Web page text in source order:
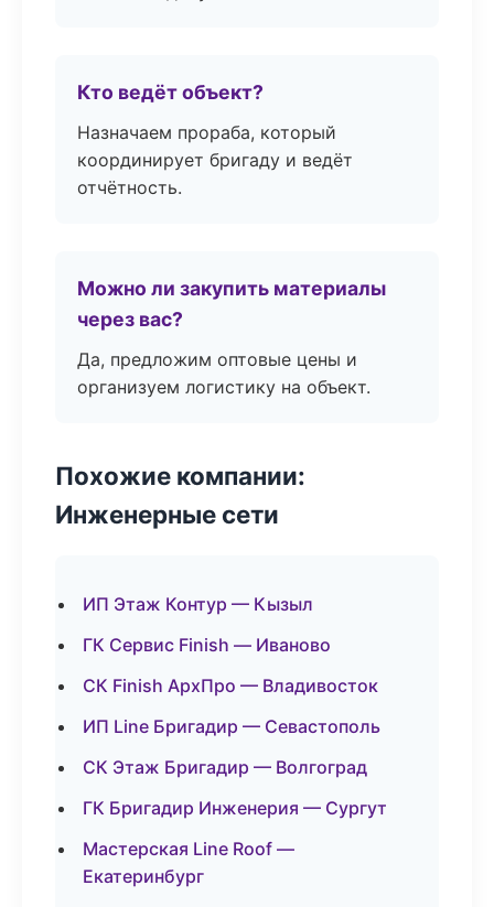
Кто ведёт объект?
Назначаем прораба, который
координирует бригаду и ведёт
отчётность.
Можно ли закупить материалы
через вас?
Да, предложим оптовые цены и
организуем логистику на объект.
Похожие компании:
Инженерные сети
ИП Этаж Контур — Кызыл
ГК Сервис Finish — Иваново
СК Finish АрхПро — Владивосток
ИП Line Бригадир — Севастополь
СК Этаж Бригадир — Волгоград
ГК Бригадир Инженерия — Сургут
Мастерская Line Roof —
Екатеринбург